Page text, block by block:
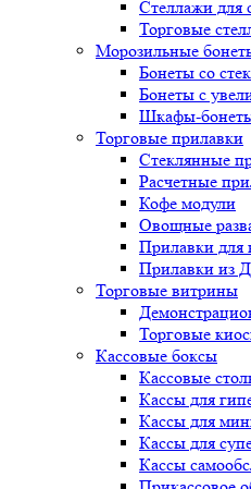
Стеллажи для
Торговые
Морозильные
Бонеты со
Бонеты с
Шкафы-
Торговые прилавки
Стеклянные
Расчетные
Кофе модули
Овощные
Прилавки для
Прилавки из
Торговые витрины
Торговые
Кассовые боксы
Кассовые
Кассы для
Кассы для
Кассы для
Кассы